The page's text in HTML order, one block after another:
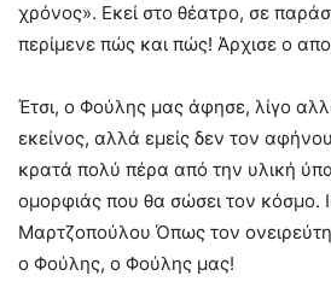
χρόνος». Εκεί στο θέατρο, σε
περίμενε πώς και πώς! Άρχισε ο
Έτσι, ο Φούλης μας άφησε, λίγο
εκείνος, αλλά εμείς δεν τον
κρατά πολύ πέρα από την υλική
ομορφιάς που θα σώσει τον κόσμο.
Μαρτζοπούλου Όπως τον
ο Φούλης, ο Φούλης μας!